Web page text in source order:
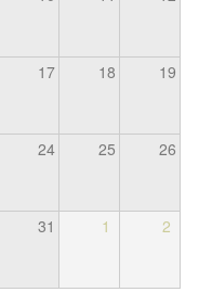
17 18 19
24 25 26
31 1 2